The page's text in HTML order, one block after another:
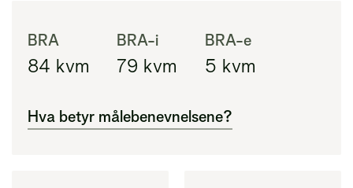
BRA
84 kvm
BRA-i
79 kvm
BRA-e
5 kvm
Hva betyr målebenevnelsene?